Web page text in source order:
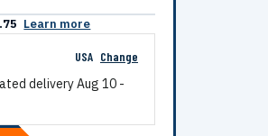
Learn more
USA Change
deliveryAug 10 -